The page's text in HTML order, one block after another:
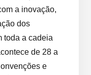
a inovação,
dos
toda a cadeia
de 28 a
e